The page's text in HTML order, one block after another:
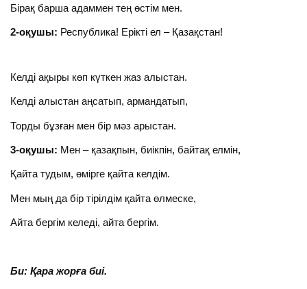
Бірақ барша адаммен тең өстім мен.
2-оқушы: Республика! Ерікті ел – Қазақстан!
Келді ақыры көп күткен жаз алыстан.
Келді алыстан аңсатып, армандатып,
Торды бұзған мен бір мәз арыстан.
3-оқушы: Мен – қазақпын, биікпін, байтақ елмін,
Қайта тудым, өмірге қайта келдім.
Мен мың да бір тірілдім қайта өлмеске,
Айта бергім келеді, айта бергім.
Би: Қара жорға биі.